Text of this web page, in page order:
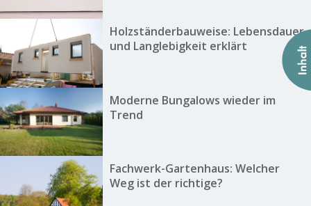
Holzständerbauweise: Lebensdauer
und Langlebigkeit erklärt
Moderne Bungalows wieder im
Trend
Fachwerk-Gartenhaus: Welcher
Weg ist der richtige?